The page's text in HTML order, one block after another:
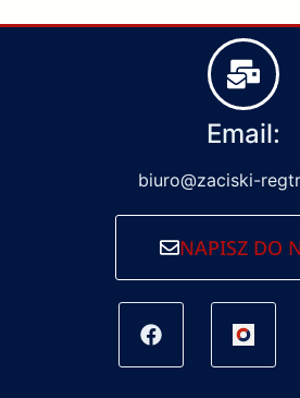
Email:
biuro@zaciski-
NAPISZ DO